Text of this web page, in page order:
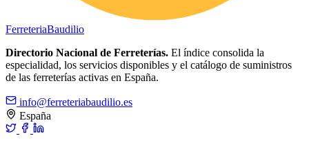
FerreteriaBaudilio
Directorio Nacional de Ferreterías. El índice consolida la
especialidad, los servicios disponibles y el catálogo de suministros
de las ferreterías activas en España.
info@ferreteriabaudilio.es
España